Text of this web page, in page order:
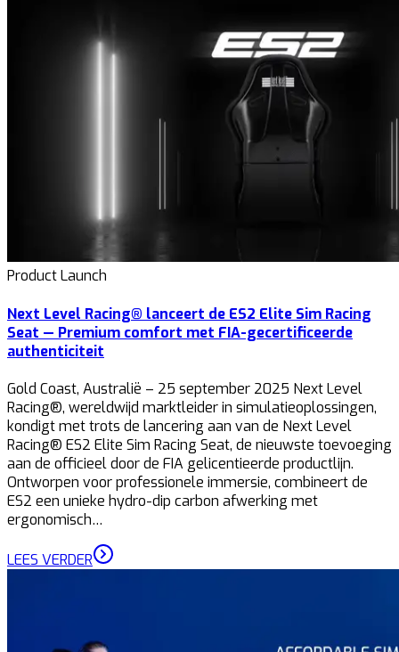
Product Launch
Next Level Racing® lanceert de ES2 Elite Sim Racing
Seat — Premium comfort met FIA-gecertificeerde
authenticiteit
Gold Coast, Australië – 25 september 2025 Next Level
Racing®, wereldwijd marktleider in simulatieoplossingen,
kondigt met trots de lancering aan van de Next Level
Racing® ES2 Elite Sim Racing Seat, de nieuwste toevoeging
aan de officieel door de FIA gelicentieerde productlijn.
Ontworpen voor professionele immersie, combineert de
ES2 een unieke hydro-dip carbon afwerking met
ergonomisch…
LEES VERDER